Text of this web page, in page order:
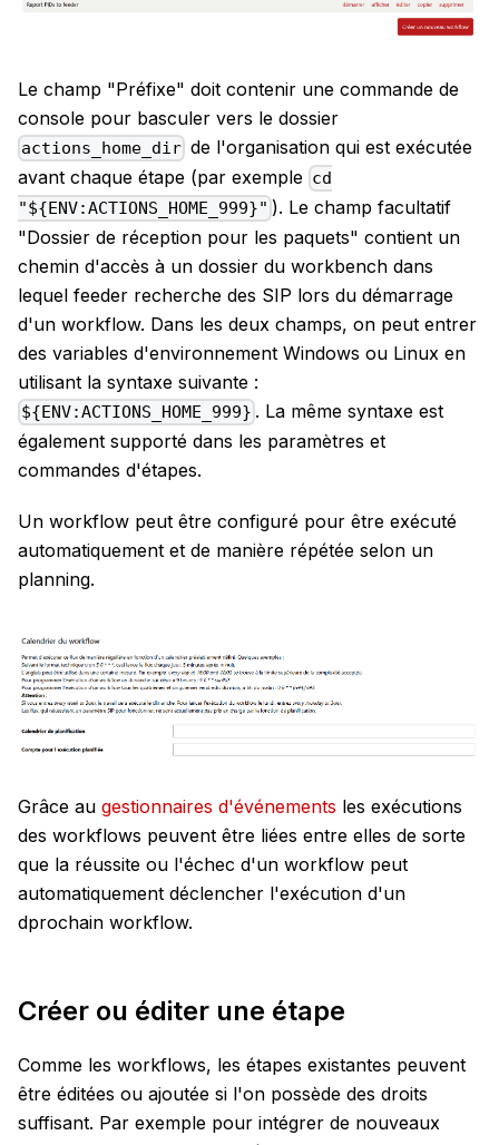
Le champ "Préfixe" doit contenir une commande de
console pour basculer vers le dossier
actions_home_dir de l'organisation qui est exécutée
avant chaque étape (par exemple cd
"${ENV:ACTIONS_HOME_999}" ). Le champ facultatif
"Dossier de réception pour les paquets" contient un
chemin d'accès à un dossier du workbench dans
lequel feeder recherche des SIP lors du démarrage
d'un workflow. Dans les deux champs, on peut entrer
des variables d'environnement Windows ou Linux en
utilisant la syntaxe suivante :
${ENV:ACTIONS_HOME_999} . La même syntaxe est
également supporté dans les paramètres et
commandes d'étapes.
Un workflow peut être configuré pour être exécuté
automatiquement et de manière répétée selon un
planning.
Grâce au gestionnaires d'événements les exécutions
des workflows peuvent être liées entre elles de sorte
que la réussite ou l'échec d'un workflow peut
automatiquement déclencher l'exécution d'un
dprochain workflow.
Créer ou éditer une étape
Comme les workflows, les étapes existantes peuvent
être éditées ou ajoutée si l'on possède des droits
suffisant. Par exemple pour intégrer de nouveaux